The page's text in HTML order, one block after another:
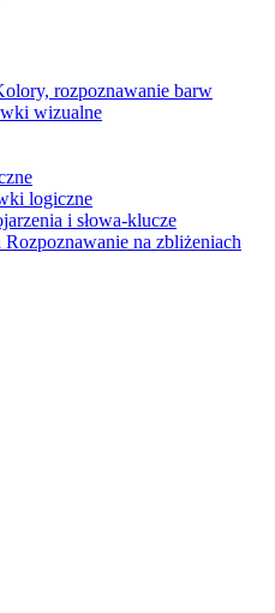
rozpoznawanie barw
wizualne
logiczne
i słowa-klucze
Rozpoznawanie na zbliżeniach